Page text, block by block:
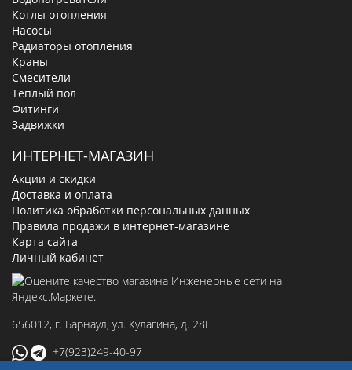
Котлы отопления
Насосы
Радиаторы отопления
Краны
Смесители
Теплый пол
Фитинги
Задвижки
ИНТЕРНЕТ-МАГАЗИН
Акции и скидки
Доставка и оплата
Политика обработки персональных данных
Правила продажи в интернет-магазине
Карта сайта
Личный кабинет
656012, г. Барнаул, ул. Кулагина, д. 28Г
+7(923)249-40-97